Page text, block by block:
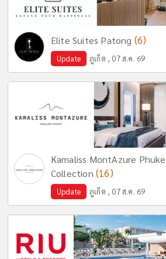
Elite Suites Patong (6)
Update ภูเก็ต , 07 ส.ค. 69
Kamaliss MontAzure
Collection (16)
Update ภูเก็ต , 07 ส.ค. 69